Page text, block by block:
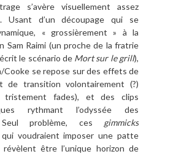
trage s’avère visuellement assez
Usant d’un découpage qui se
« grossièrement » àla
Sam Raimi (un proche de la fratrie
écrit le scénario de Mort sur le grill),
Cooke se repose sur des effets de
de transition volontairement (?)
tristement fades), et des clips
rythmant l’odyssée des
problème, ces gimmicks
qui voudraient imposer une patte
révèlentêtre l’unique horizon de